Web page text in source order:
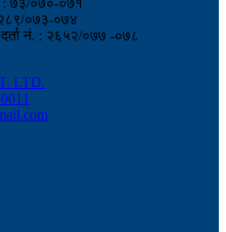
२८९/०७३-०७४
दर्ता नं. : २६५२/०७७ -०७८
LTD.